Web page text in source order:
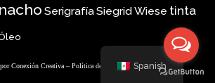
SerigrafíaSiegrid Wiese tinta
Conexión Creativa – Política de privacidad Spanish